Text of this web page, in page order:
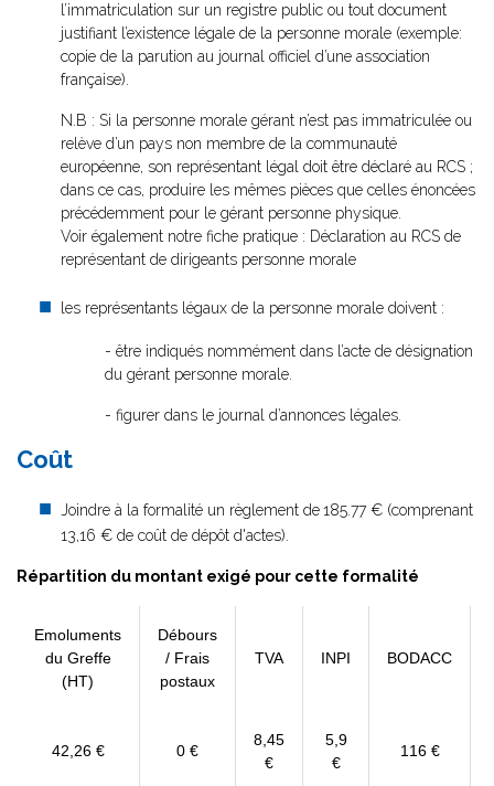
l’immatriculation sur un registre public ou tout document
justifiant l’existence légale de la personne morale (exemple:
copie de la parution au journal officiel d’une association
française).
N.B : Si la personne morale gérant n’est pas immatriculée ou
relève d’un pays non membre de la communauté
européenne, son représentant légal doit être déclaré au RCS ;
dans ce cas, produire les mêmes pièces que celles énoncées
précédemment pour le gérant personne physique.
Voir également notre fiche pratique : Déclaration au RCS de
représentant de dirigeants personne morale
les représentants légaux de la personne morale doivent :
- être indiqués nommément dans l’acte de désignation
du gérant personne morale.
- figurer dans le journal d’annonces légales.
Coût
Joindre à la formalité un règlement de185.77 € (comprenant
13,16 € de coût de dépôt d'actes).
Répartition du montant exigé pour cette formalité
Emoluments
du Greffe
(HT)
Débours
/ Frais
postaux
TVA INPI BODACC
42,26 € 0 €
8,45
€
5,9
€
116 €